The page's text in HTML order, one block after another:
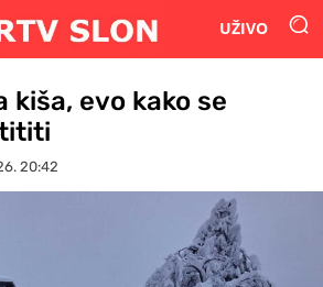
UŽIVO
kiša, evo kako se
20:42